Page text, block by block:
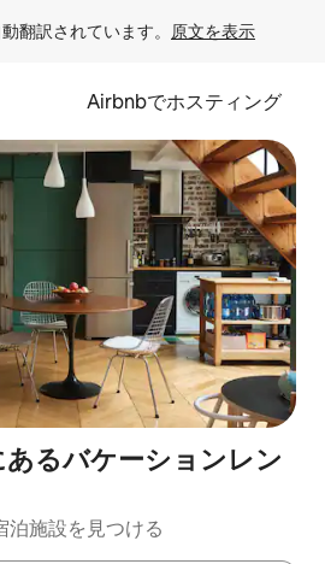
翻訳されています。 原文を表示
Airbnbでホスティング
るバケーションレン
施設を見つける